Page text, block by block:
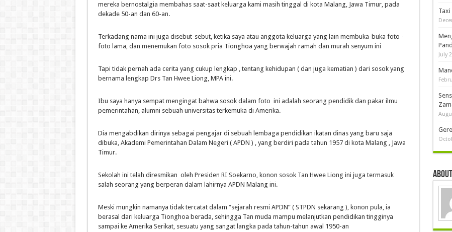
mereka bernostalgia membahas saat-saat keluarga kami masih tinggal di kota Malang, Jawa Timur, pada
dekade 50-an dan 60-an.
Terkadang nama ini juga disebut-sebut, ketika saya atau anggota keluarga yang lain membuka-buka foto -
foto lama, dan menemukan foto sosok pria Tionghoa yang berwajah ramah dan murah senyum ini
Tapi tidak pernah ada cerita yang cukup lengkap , tentang kehidupan ( dan juga kematian ) dari sosok yang
bernama lengkap Drs Tan Hwee Liong, MPA ini.
Ibu saya hanya sempat mengingat bahwa sosok dalam foto ini adalah seorang pendidik dan pakar ilmu
pemerintahan, alumni sebuah universitas terkemuka di Amerika.
Dia mengabdikan dirinya sebagai pengajar di sebuah lembaga pendidikan ikatan dinas yang baru saja
dibuka, Akademi Pemerintahan Dalam Negeri ( APDN ) , yang berdiri pada tahun 1957 di kota Malang , Jawa
Timur.
Sekolah ini telah diresmikan oleh Presiden RI Soekarno, konon sosok Tan Hwee Liong ini juga termasuk
salah seorang yang berperan dalam lahirnya APDN Malang ini.
Meski mungkin namanya tidak tercatat dalam “sejarah resmi APDN” ( STPDN sekarang ), konon pula, ia
berasal dari keluarga Tionghoa berada, sehingga Tan muda mampu melanjutkan pendidikan tingginya
sampai ke Amerika Serikat, sesuatu yang sangat langka pada tahun-tahun awal 1950-an
July